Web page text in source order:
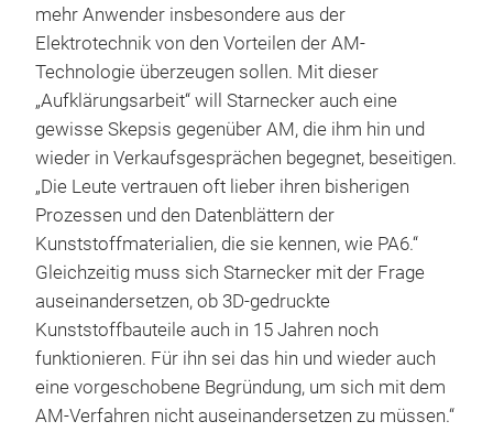
mehr Anwender insbesondere aus der
Elektrotechnik von den Vorteilen der AM-
Technologie überzeugen sollen. Mit dieser
„Aufklärungsarbeit“ will Starnecker auch eine
gewisse Skepsis gegenüber AM, die ihm hin und
wieder in Verkaufsgesprächen begegnet, beseitigen.
„Die Leute vertrauen oft lieber ihren bisherigen
Prozessen und den Datenblättern der
Kunststoffmaterialien, die sie kennen, wie PA6.“
Gleichzeitig muss sich Starnecker mit der Frage
auseinandersetzen, ob 3D-gedruckte
Kunststoffbauteile auch in 15 Jahren noch
funktionieren. Für ihn sei das hin und wieder auch
eine vorgeschobene Begründung, um sich mit dem
AM-Verfahren nicht auseinandersetzen zu müssen.“